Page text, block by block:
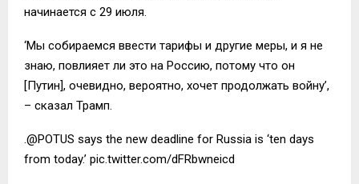
начинается с 29 июля.
‘Мы собираемся ввести тарифы и другие меры, и я не
знаю, повлияет ли это на Россию, потому что он
[Путин], очевидно, вероятно, хочет продолжать войну’,
– сказал Трамп.
.@POTUS says the new deadline for Russia is ‘ten days
from today.’ pic.twitter.com/dFRbwneicd